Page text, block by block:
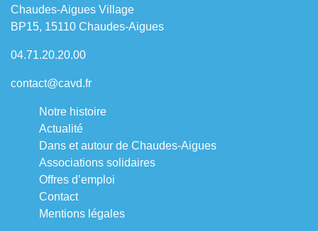
Chaudes-Aigues Village
BP15, 15110 Chaudes-Aigues
04.71.20.20.00
contact@cavd.fr
Notre histoire
Actualité
Dans et autour de Chaudes-Aigues
Associations solidaires
Offres d’emploi
Contact
Mentions légales